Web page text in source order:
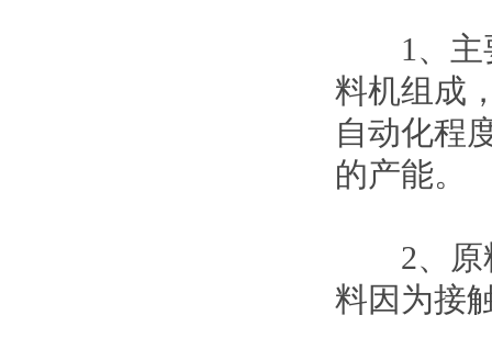
1、主要
料机组成
自动化程
的产能。
2、原料
料因为接